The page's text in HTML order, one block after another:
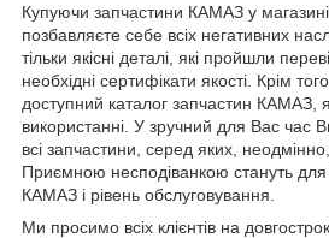
Купуючи запчастини КАМАЗ у
позбавляєте себе всіх негативних
тільки якісні деталі, які пройшли
необхідні сертифікати якості. Крім
доступний каталог запчастин КАМАЗ,
використанні. У зручний для Вас час
всі запчастини, серед яких,
Приємною несподіванкою стануть
КАМАЗ і рівень обслуговування.
Ми просимо всіх клієнтів на